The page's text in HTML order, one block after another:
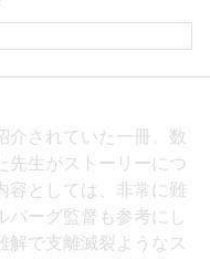
介されていた一冊。数
先生がストーリーにつ
容としては、非常に難
バーグ監督も参考にし
解で支離滅裂ようなス